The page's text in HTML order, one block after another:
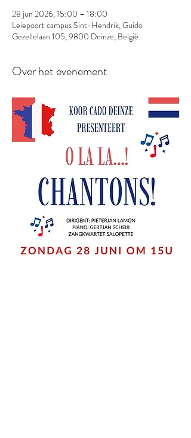
28 jun 2026, 15:00 – 18:00
Leiepoort campus Sint-Hendrik, Guido
Gezellelaan 105, 9800 Deinze, België
Over het evenement